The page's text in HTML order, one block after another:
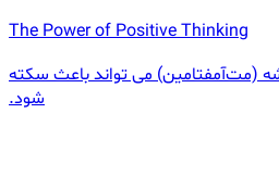
The Power of Positive Thinking
می تواند باعث سکته
شود.